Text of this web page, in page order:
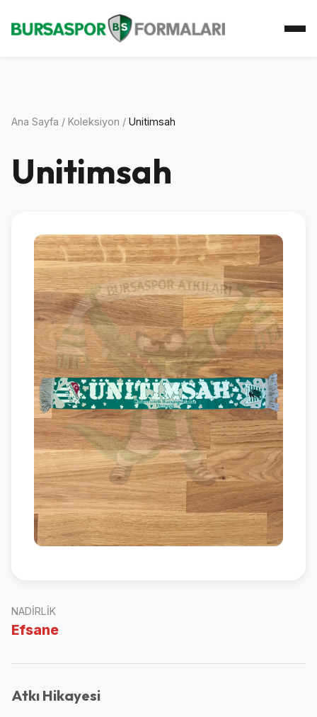
Koleksiyon
Ana Sayfa / Koleksiyon / Unitimsah
Unitimsah
NADIRLIK
Efsane
Atkı Hikayesi